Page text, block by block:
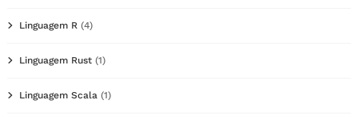
Linguagem R (4)
Linguagem Rust (1)
Linguagem Scala (1)